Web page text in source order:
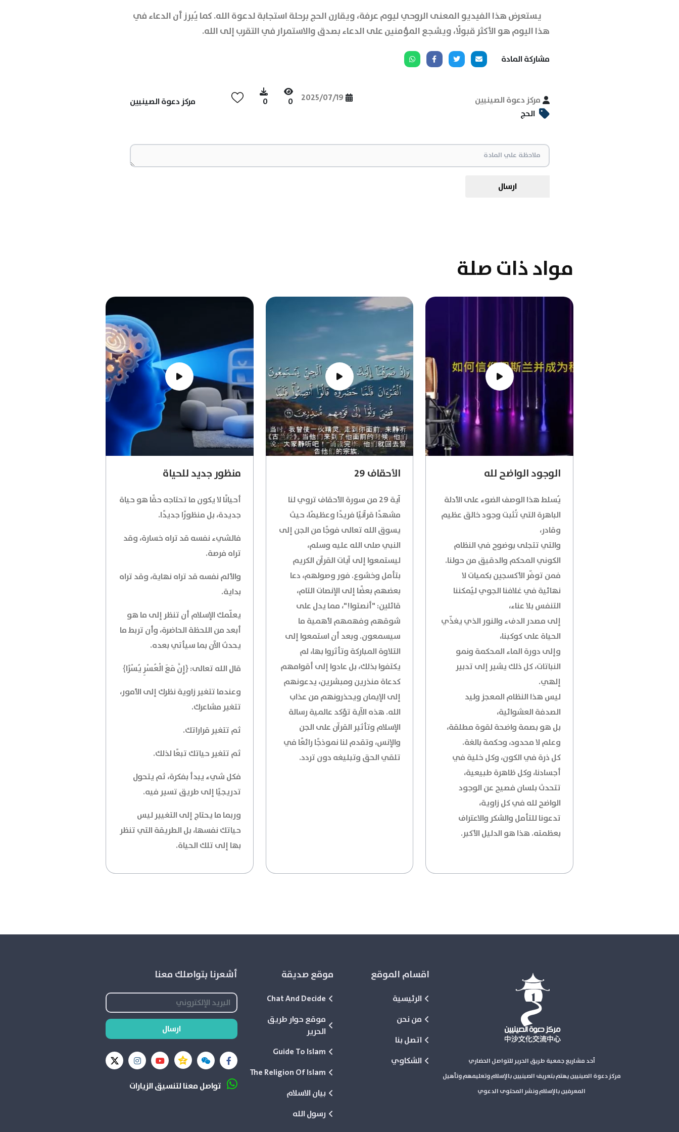
يستعرض هذا الفيديو المعنى الروحي ليوم عرفة، ويقارن الحج برحلة استجابة لدعوة الله. كما يُبرز أن الدعاء في
هذا اليوم هو الأكثر قبولًا، ويشجع المؤمنين على الدعاء بصدق والاستمرار في التقرب إلى الله.
مشاركة المادة
مركز دعوة الصينيين 2025/07/19
0
0
مركز دعوة الصينيين
الحج
ارسال
مواد ذات صلة
الوجود الواضح لله
يُسلط هذا الوصف الضوء على الأدلة
الباهرة التي تُثبت وجود خالق عظيم
وقادر،
والتي تتجلى بوضوح في النظام
الكوني المحكم والدقيق من حولنا.
فمن توفّر الأكسجين بكميات لا
نهائية في غلافنا الجوي ليُمكننا
التنفس بلا عناء،
إلى مصدر الدفء والنور الذي يغذّي
الحياة على كوكبنا،
وإلى دورة الماء المحكمة ونمو
النباتات، كل ذلك يشير إلى تدبير
إلهي.
ليس هذا النظام المعجز وليد
الصدفة العشوائية،
بل هو بصمة واضحة لقوة مطلقة،
وعلم لا محدود، وحكمة بالغة.
كل ذرة في الكون، وكل خلية في
أجسادنا، وكل ظاهرة طبيعية،
تتحدث بلسان فصيح عن الوجود
الواضح لله في كل زاوية،
تدعونا للتأمل والشكر والاعتراف
بعظمته. هذا هو الدليل الأكبر.
الأحقاف 29
آية 29 من سورة الأحقاف تروي لنا
مشهدًا قرآنيًا فريدًا وعظيمًا، حيث
يسوق الله تعالى فوجًا من الجن إلى
النبي صلى الله عليه وسلم،
ليستمعوا إلى آيات القرآن الكريم
بتأمل وخشوع. فور وصولهم، دعا
بعضهم بعضًا إلى الإنصات التام،
قائلين: "أنصتوا!"، مما يدل على
شوقهم وفهمهم لأهمية ما
سيسمعون. وبعد أن استمعوا إلى
التلاوة المباركة وتأثروا بها، لم
يكتفوا بذلك، بل عادوا إلى أقوامهم
كدعاة منذرين ومبشرين، يدعونهم
إلى الإيمان ويحذرونهم من عذاب
الله. هذه الآية تؤكد عالمية رسالة
الإسلام وتأثير القرآن على الجن
والإنس، وتقدم لنا نموذجًا رائعًا في
تلقي الحق وتبليغه دون تردد.
منظور جديد للحياة
أحيانًا لا يكون ما تحتاجه حقًا هو حياة
جديدة، بل منظورًا جديدًا.
فالشيء نفسه قد تراه خسارة، وقد
تراه فرصة.
والألم نفسه قد تراه نهاية، وقد تراه
بداية.
يعلّمك الإسلام أن تنظر إلى ما هو
أبعد من اللحظة الحاضرة، وأن تربط ما
يحدث الآن بما سيأتي بعده.
قال الله تعالى: ﴿إِنَّ مَعَ الْعُسْرِ يُسْرًا﴾
وعندما تتغير زاوية نظرك إلى الأمور،
تتغير مشاعرك.
ثم تتغير قراراتك.
ثم تتغير حياتك تبعًا لذلك.
فكل شيء يبدأ بفكرة، ثم يتحول
تدريجيًا إلى طريق تسير فيه.
وربما ما يحتاج إلى التغيير ليس
حياتك نفسها، بل الطريقة التي تنظر
بها إلى تلك الحياة.
أحد مشاريع جمعية طريق الحرير للتواصل الحضاري
مركز دعوة الصينيين يهتم بتعريف الصينيين بالإسلام وتعليمهم وتأهيل
المعرفين بالإسلام ونشر المحتوى الدعوي
اقسام الموقع
الرئيسية
من نحن
اتصل بنا
الشكاوي
موقع صديقة
Chat And Decide
موقع حوار طريق
الحرير
Guide To Islam
The Religion Of Islam
بيان الاسلام
رسول الله
أشعرنا بتواصلك معنا
ارسال
تواصل معنا لتنسيق الزيارات